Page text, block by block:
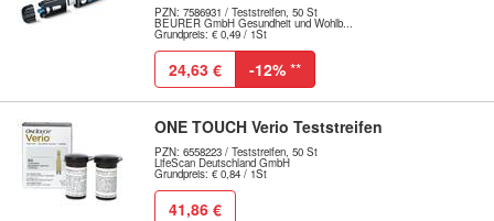
PZN: 7586931 / Teststreifen, 50 St
BEURER GmbH Gesundheit und Wohlb...
Grundpreis: € 0,49 / 1St
24,63 € -12% **
ONE TOUCH Verio Teststreifen
PZN: 6558223 / Teststreifen, 50 St
LifeScan Deutschland GmbH
Grundpreis: € 0,84 / 1St
41,86 €